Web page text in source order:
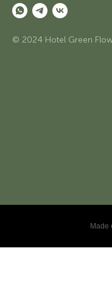
© 2024 Hotel Green
Made